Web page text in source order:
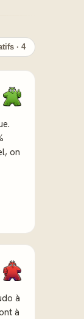
· 4
on
à
à